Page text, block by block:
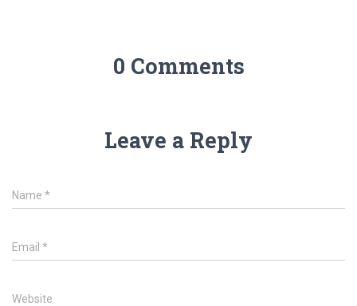
0 Comments
Leave a Reply
Name *
Email *
Website